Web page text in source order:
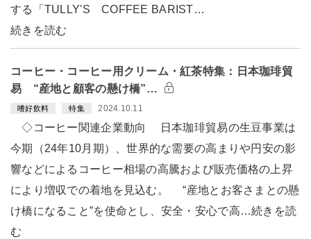
する「TULLY'S COFFEE BARIST…
続きを読む
コーヒー・コーヒー用クリーム・紅茶特集：日本珈琲貿
易 “産地と顧客の懸け橋”…
嗜好飲料 特集 2024.10.11
◇コーヒー関連企業動向 日本珈琲貿易の生豆事業は
今期（24年10月期）、世界的な需要の高まりや円安の影
響などによるコーヒー相場の高騰および販売価格の上昇
により増収での着地を見込む。 “産地とお客さまとの懸
け橋になること”を使命とし、安全・安心で高…続きを読
む